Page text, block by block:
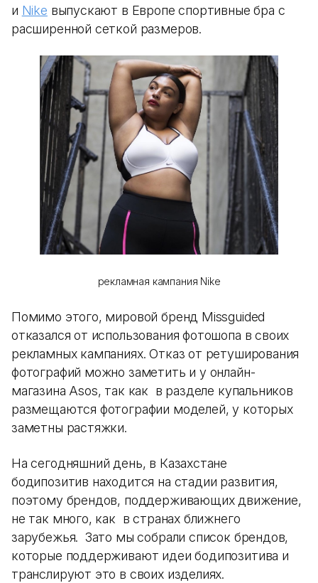
и Nike выпускают в Европе спортивные бра с
расширенной сеткой размеров.
рекламная кампания Nike
Помимо этого, мировой бренд Missguided
отказался от использования фотошопа в своих
рекламных кампаниях. Отказ от ретуширования
фотографий можно заметить и у онлайн-
магазина Asos, так как в разделе купальников
размещаются фотографии моделей, у которых
заметны растяжки.
На сегодняшний день, в Казахстане
бодипозитив находится на стадии развития,
поэтому брендов, поддерживающих движение,
не так много, как в странах ближнего
зарубежья. Зато мы собрали список брендов,
которые поддерживают идеи бодипозитива и
транслируют это в своих изделиях.